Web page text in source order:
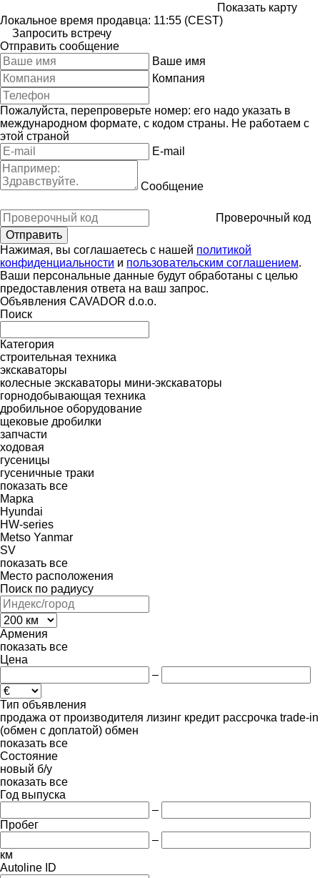
Показать карту
Локальное время продавца: 11:55 (CEST)
Запросить встречу
Отправить сообщение
Ваше имя
Компания
Пожалуйста, перепроверьте номер: его надо указать в
международном формате, с кодом страны. Не работаем с
этой страной
E-mail
Сообщение
Проверочный код
Нажимая, вы соглашаетесь с нашей политикой
конфиденциальности и пользовательским соглашением.
Ваши персональные данные будут обработаны с целью
предоставления ответа на ваш запрос.
Объявления CAVADOR d.o.o.
Поиск
Категория
строительная техника
экскаваторы
колесные экскаваторы мини-экскаваторы
горнодобывающая техника
дробильное оборудование
щековые дробилки
запчасти
ходовая
гусеницы
гусеничные траки
показать все
Марка
Hyundai
HW-series
Metso Yanmar
SV
показать все
Место расположения
Поиск по радиусу
Армения
показать все
Цена
–
Тип объявления
продажа от производителя лизинг кредит рассрочка trade-in
(обмен с доплатой) обмен
показать все
Состояние
новый б/у
показать все
Год выпуска
–
Пробег
–
км
Autoline ID